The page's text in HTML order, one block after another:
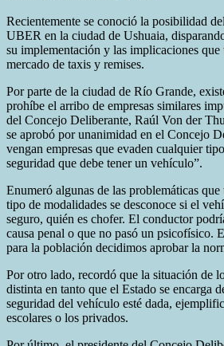
Recientemente se conoció la posibilidad
UBER en la ciudad de Ushuaia,
su implementación y las implicaciones que
mercado de taxis y remises.
Por parte de la ciudad de Río Grande,
prohíbe el arribo de empresas similares
del Concejo Deliberante, Raúl Von der
se aprobó por unanimidad en el Concejo
vengan empresas que evaden cualquier
seguridad que debe tener un vehículo”.
Enumeró algunas de las problemáticas
tipo de modalidades se desconoce si el
seguro, quién es chofer. El conductor
causa penal o que no pasó un psicofísico.
para la población decidimos aprobar la
Por otro lado, recordó que la situación de
distinta en tanto que el Estado se encarga
seguridad del vehículo esté dada,
escolares o los privados.